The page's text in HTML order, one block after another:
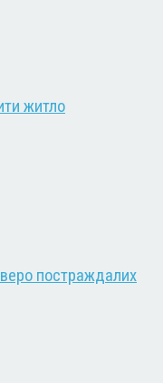
житло
постраждалих